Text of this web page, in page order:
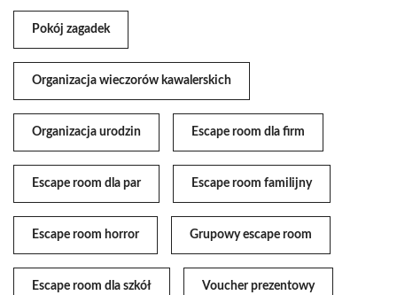
Pokój zagadek
Organizacja wieczorów kawalerskich
Organizacja urodzin Escape room dla firm
Escape room dla par Escape room familijny
Escape room horror Grupowy escape room
Escape room dla szkół Voucher prezentowy